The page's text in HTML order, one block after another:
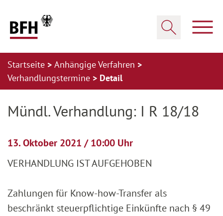
Startseite
Anhängige Verfahren
Verhandlungstermine
Detail
Mündl. Verhandlung: I R 18/18
13. Oktober 2021 / 10:00 Uhr
VERHANDLUNG IST AUFGEHOBEN
Zahlungen für Know-how-Transfer als
beschränkt steuerpflichtige Einkünfte nach § 49